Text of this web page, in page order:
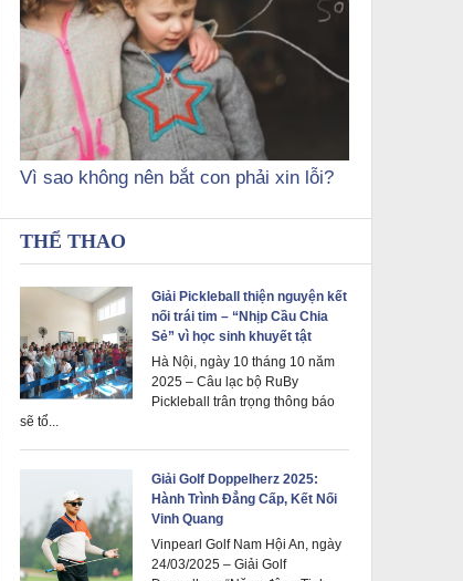
Vì sao không nên bắt con phải xin lỗi?
THỂ THAO
Giải Pickleball thiện nguyện kết
nối trái tim – “Nhịp Cầu Chia
Sẻ” vì học sinh khuyết tật
Hà Nội, ngày 10 tháng 10 năm
2025 – Câu lạc bộ RuBy
Pickleball trân trọng thông báo
sẽ tổ...
Giải Golf Doppelherz 2025:
Hành Trình Đẳng Cấp, Kết Nối
Vinh Quang
Vinpearl Golf Nam Hội An, ngày
24/03/2025 – Giải Golf